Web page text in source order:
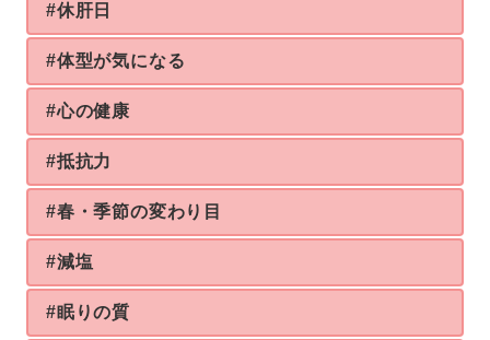
#休肝日
#体型が気になる
#心の健康
#抵抗力
#春・季節の変わり目
#減塩
#眠りの質